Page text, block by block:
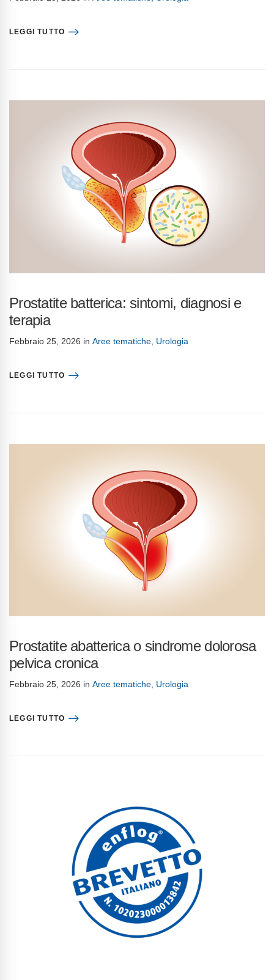
LEGGI TUTTO
Prostatite batterica: sintomi, diagnosi e
terapia
Febbraio 25, 2026 in Aree tematiche Urologia
LEGGI TUTTO
Prostatite abatterica o sindrome dolorosa
pelvica cronica
Febbraio 25, 2026 in Aree tematiche Urologia
LEGGI TUTTO